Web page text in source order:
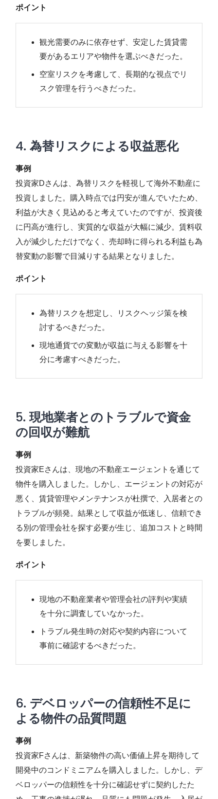
ポイント
観光需要のみに依存せず、安定した賃貸需
要があるエリアや物件を選ぶべきだった。
空室リスクを考慮して、長期的な視点でリ
スク管理を行うべきだった。
4. 為替リスクによる収益悪化
事例
投資家Dさんは、為替リスクを軽視して海外不動産に
投資しました。購入時点では円安が進んでいたため、
利益が大きく見込めると考えていたのですが、投資後
に円高が進行し、実質的な収益が大幅に減少。賃料収
入が減少しただけでなく、売却時に得られる利益も為
替変動の影響で目減りする結果となりました。
ポイント
為替リスクを想定し、リスクヘッジ策を検
討するべきだった。
現地通貨での変動が収益に与える影響を十
分に考慮すべきだった。
5. 現地業者とのトラブルで資金
の回収が難航
事例
投資家Eさんは、現地の不動産エージェントを通じて
物件を購入しました。しかし、エージェントの対応が
悪く、賃貸管理やメンテナンスが杜撰で、入居者との
トラブルが頻発。結果として収益が低迷し、信頼でき
る別の管理会社を探す必要が生じ、追加コストと時間
を要しました。
ポイント
現地の不動産業者や管理会社の評判や実績
を十分に調査していなかった。
トラブル発生時の対応や契約内容について
事前に確認するべきだった。
6. デベロッパーの信頼性不足に
よる物件の品質問題
事例
投資家Fさんは、新築物件の高い価値上昇を期待して
開発中のコンドミニアムを購入しました。しかし、デ
ベロッパーの信頼性を十分に確認せずに契約したた